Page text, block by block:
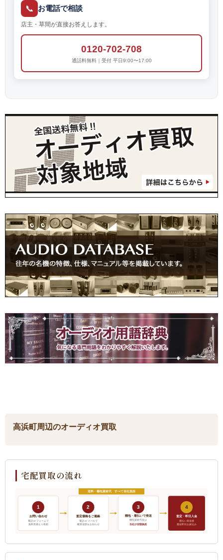
📞 お電話で相談
店主・草間が直接お答えします。
0120-702-708
通話料無料｜受付 平日9:00〜17:00
高浜町周辺のオーディオ買取
宅配買取の流れ
送料・梱包資材代 すべて当社負担
1
お問い合わせ
電話 or フォームで
無料見積もり依頼
2
査定価格をご連絡
電話 or メールで
概算金額をお知らせ
3
梱包・着払いで発送
梱包資材代金は
当社が全額負担
4
査定・即日入金
着払い発送後
最短即日お振込み